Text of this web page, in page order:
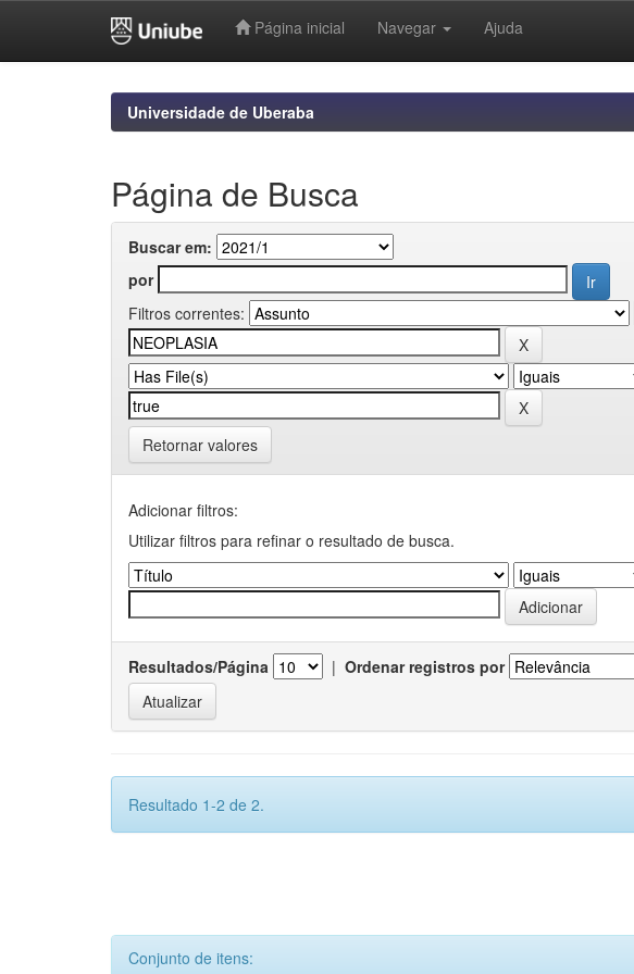
Página inicial Navegar Ajuda
Universidade de Uberaba
Página de Busca
Buscar em:
por
Filtros correntes:
Retornar valores
Adicionar filtros:
Utilizar filtros para refinar o resultado de busca.
Resultados/Página | Ordenar registros por
Resultado 1-2 de 2.
Conjunto de itens: